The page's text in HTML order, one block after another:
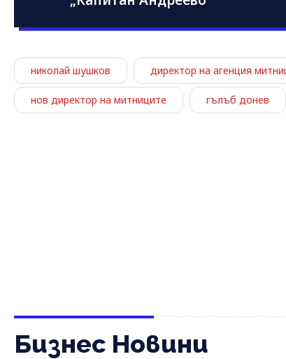
николай шушков директор на агенция
нов директор на митниците гълъб донев
Бизнес Новини